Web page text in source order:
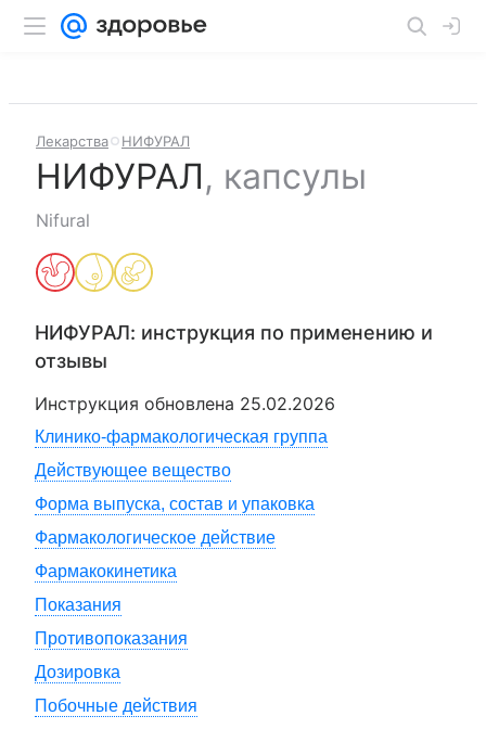
Лекарства НИФУРАЛ
НИФУРАЛ, капсулы
Nifural
НИФУРАЛ: инструкция по применению и
отзывы
Инструкция обновлена 25.02.2026
Клинико-фармакологическая группа
Действующее вещество
Форма выпуска, состав и упаковка
Фармакологическое действие
Фармакокинетика
Показания
Противопоказания
Дозировка
Побочные действия